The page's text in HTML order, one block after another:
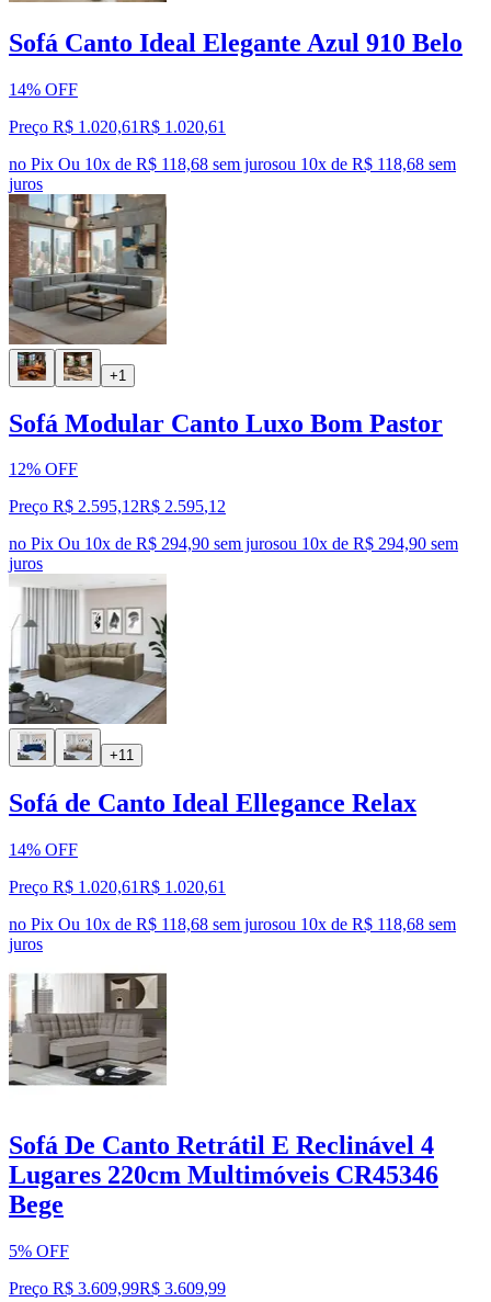
Sofá Canto Ideal Elegante Azul 910 Belo
14% OFF
Preço R$ 1.020,61R$ 1.020,61
no Pix Ou 10x de R$ 118,68 sem jurosou 10x de R$ 118,68 sem
juros
+1
Sofá Modular Canto Luxo Bom Pastor
12% OFF
Preço R$ 2.595,12R$ 2.595,12
no Pix Ou 10x de R$ 294,90 sem jurosou 10x de R$ 294,90 sem
juros
+11
Sofá de Canto Ideal Ellegance Relax
14% OFF
Preço R$ 1.020,61R$ 1.020,61
no Pix Ou 10x de R$ 118,68 sem jurosou 10x de R$ 118,68 sem
juros
Sofá De Canto Retrátil E Reclinável 4
Lugares 220cm Multimóveis CR45346
Bege
5% OFF
Preço R$ 3.609,99R$ 3.609,99